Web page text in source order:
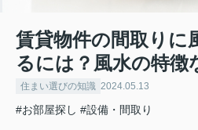
賃貸物件の間取りに
るには？風水の特徴
住まい選びの知識 2024.05.13
#お部屋探し #設備・間取り